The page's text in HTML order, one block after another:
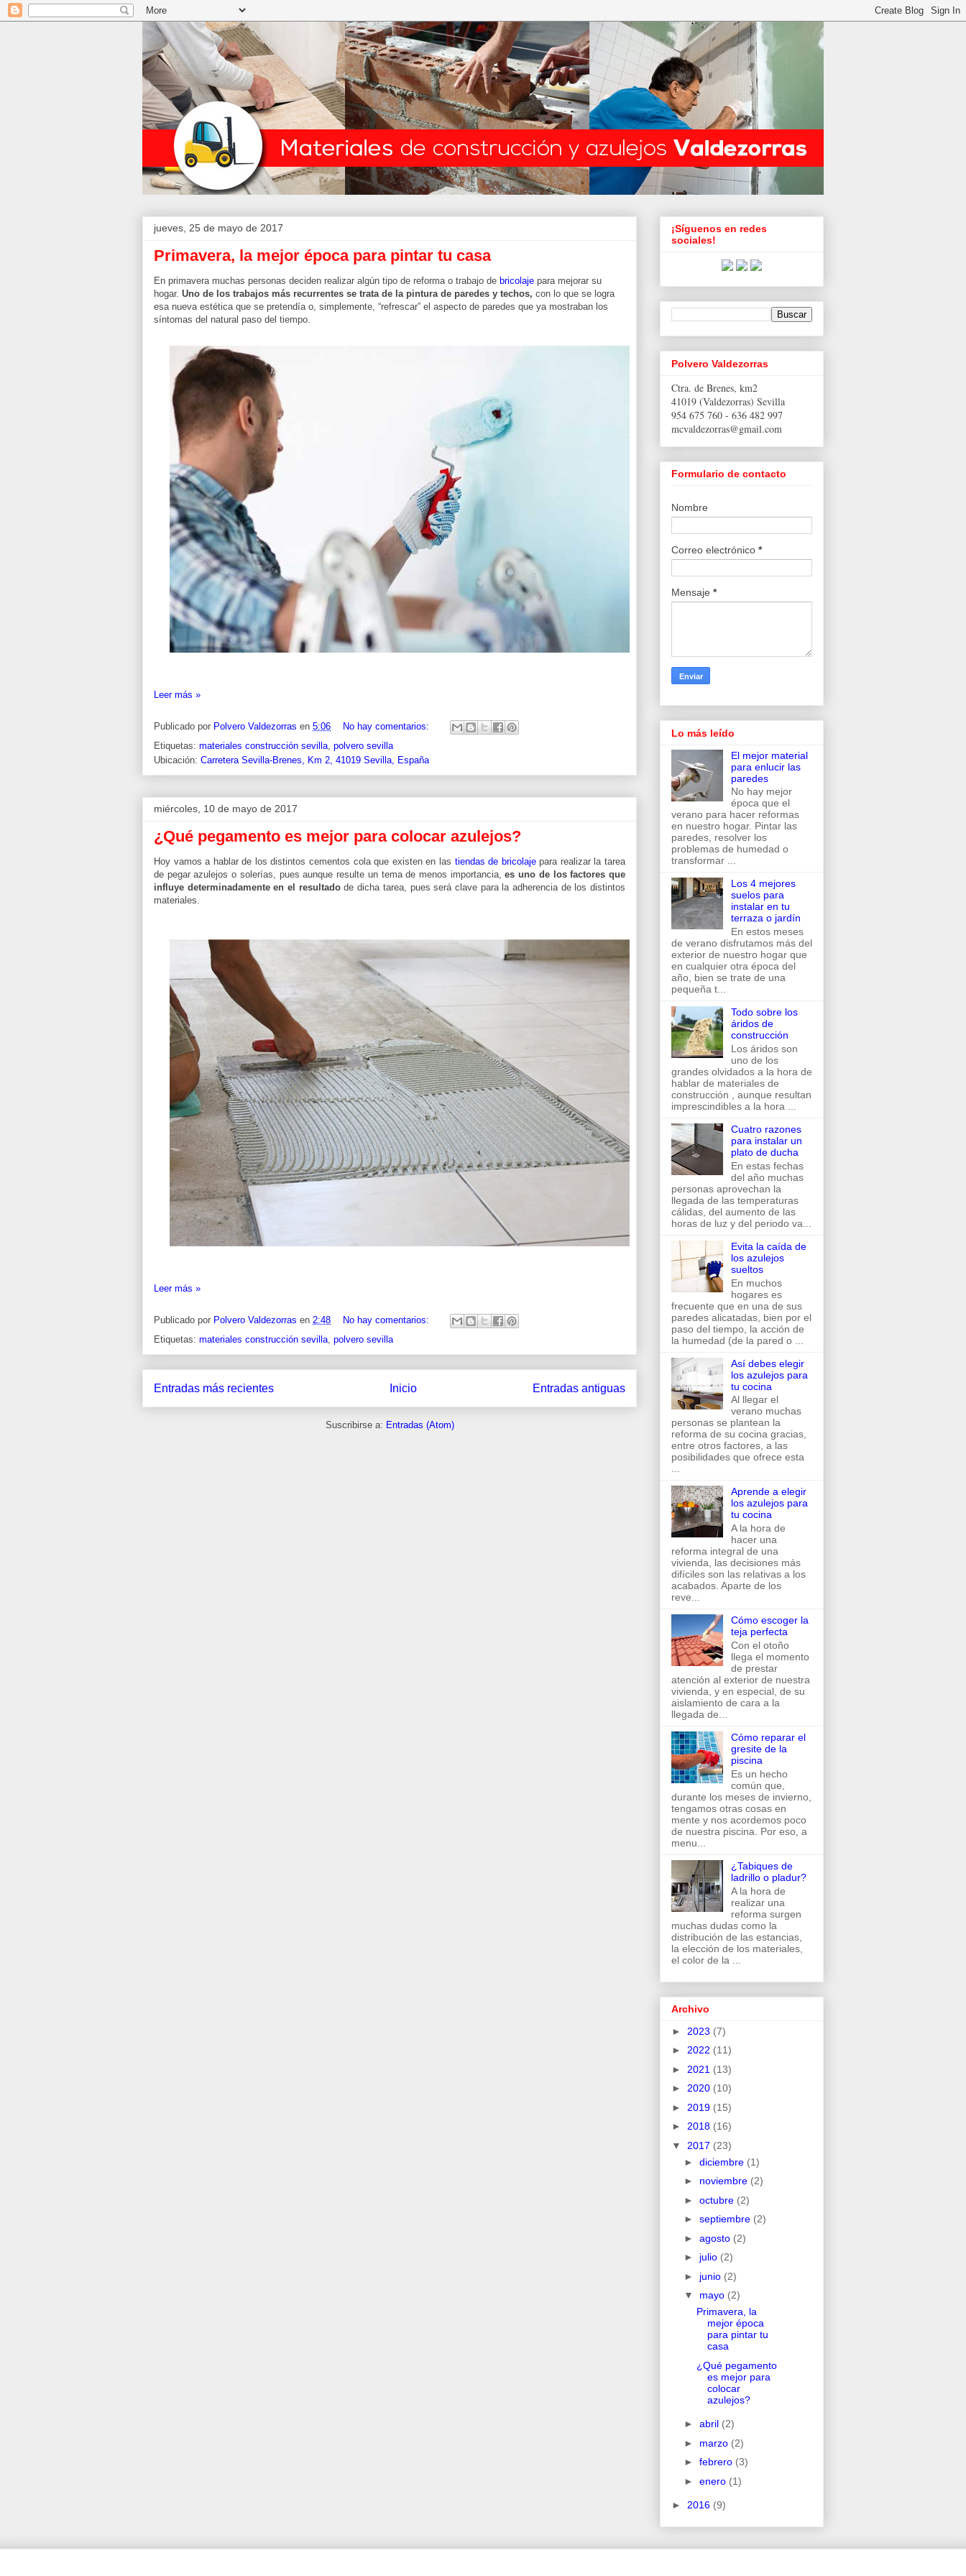
jueves, 25 de mayo de 2017
Primavera, la mejor época para pintar tu casa
En primavera muchas personas deciden realizar algún tipo de reforma o trabajo de bricolaje para mejorar su
hogar. Uno de los trabajos más recurrentes se trata de la pintura de paredes y techos, con lo que se logra
esa nueva estética que se pretendía o, simplemente, “refrescar” el aspecto de paredes que ya mostraban los
síntomas del natural paso del tiempo.
Leer más »
Publicado por Polvero Valdezorras en 5:06
No hay comentarios:
Etiquetas: materiales construcción sevilla, polvero sevilla
Ubicación: Carretera Sevilla-Brenes, Km 2, 41019 Sevilla, España
miércoles, 10 de mayo de 2017
¿Qué pegamento es mejor para colocar azulejos?
Hoy vamos a hablar de los distintos cementos cola que existen en las tiendas de bricolajepara realizar la tarea
de pegar azulejos o solerías, pues aunque resulte un tema de menos importancia,es uno de los factores que
influye determinadamente en el resultadode dicha tarea, pues será clave para la adherencia de los distintos
materiales.
Leer más »
Publicado por Polvero Valdezorras en 2:48
No hay comentarios:
Etiquetas: materiales construcción sevilla, polvero sevilla
Entradas más recientes Entradas antiguas
Inicio
Suscribirse a: Entradas (Atom)
¡Síguenos en redes
sociales!
Polvero Valdezorras
Ctra. de Brenes, km2
41019 (Valdezorras) Sevilla
954 675 760 - 636 482 997
mcvaldezorras@gmail.com
Formulario de contacto
Nombre
Correo electrónico *
Mensaje *
Lo más leído
El mejor material
para enlucir las
paredes
No hay mejor
época que el
verano para hacer reformas
en nuestro hogar. Pintar las
paredes, resolver los
problemas de humedad o
transformar ...
Los 4 mejores
suelos para
instalar en tu
terraza o jardín
En estos meses
de verano disfrutamos más del
exterior de nuestro hogar que
en cualquier otra época del
año, bien se trate de una
pequeña t...
Todo sobre los
áridos de
construcción
Los áridos son
uno de los
grandes olvidados a la hora de
hablar de materiales de
construcción , aunque resultan
imprescindibles a la hora ...
Cuatro razones
para instalar un
plato de ducha
En estas fechas
del año muchas
personas aprovechan la
llegada de las temperaturas
cálidas, del aumento de las
horas de luz y del periodo va...
Evita la caída de
los azulejos
sueltos
En muchos
hogares es
frecuente que en una de sus
paredes alicatadas, bien por el
paso del tiempo, la acción de
la humedad (de la pared o ...
Así debes elegir
los azulejos para
tu cocina
Al llegar el
verano muchas
personas se plantean la
reforma de su cocina gracias,
entre otros factores, a las
posibilidades que ofrece esta
...
Aprende a elegir
los azulejos para
tu cocina
A la hora de
hacer una
reforma integral de una
vivienda, las decisiones más
difíciles son las relativas a los
acabados. Aparte de los
reve...
Cómo escoger la
teja perfecta
Con el otoño
llega el momento
de prestar
atención al exterior de nuestra
vivienda, y en especial, de su
aislamiento de cara a la
llegada de...
Cómo reparar el
gresite de la
piscina
Es un hecho
común que,
durante los meses de invierno,
tengamos otras cosas en
mente y nos acordemos poco
de nuestra piscina. Por eso, a
menu...
¿Tabiques de
ladrillo o pladur?
A la hora de
realizar una
reforma surgen
muchas dudas como la
distribución de las estancias,
la elección de los materiales,
el color de la ...
Archivo
► 2023 (7)
► 2022 (11)
► 2021 (13)
► 2020 (10)
► 2019 (15)
► 2018 (16)
▼ 2017 (23)
► diciembre (1)
► noviembre (2)
► octubre (2)
► septiembre (2)
► agosto (2)
► julio (2)
► junio (2)
▼ mayo (2)
Primavera, la
mejor época
para pintar tu
casa
¿Qué pegamento
es mejor para
colocar
azulejos?
► abril (2)
► marzo (2)
► febrero (3)
► enero (1)
► 2016 (9)